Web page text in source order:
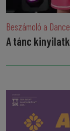
Beszámoló a
A tánc